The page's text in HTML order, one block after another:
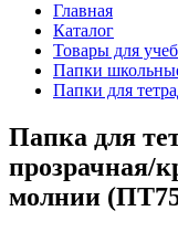
Главная
Каталог
Товары для
Папки
Папки для
Папка для
прозрачная/
молнии